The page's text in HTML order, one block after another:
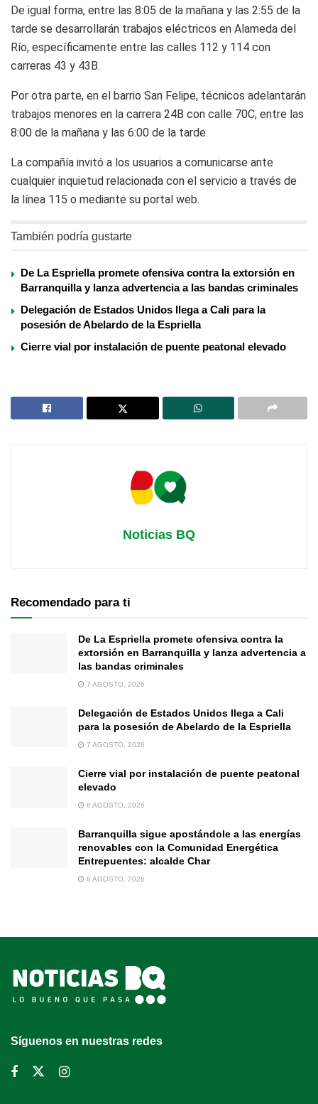
De igual forma, entre las 8:05 de la mañana y las 2:55 de la
tarde se desarrollarán trabajos eléctricos en Alameda del
Río, específicamente entre las calles 112 y 114 con
carreras 43 y 43B.
Por otra parte, en el barrio San Felipe, técnicos adelantarán
trabajos menores en la carrera 24B con calle 70C, entre las
8:00 de la mañana y las 6:00 de la tarde.
La compañía invitó a los usuarios a comunicarse ante
cualquier inquietud relacionada con el servicio a través de
la línea 115 o mediante su portal web.
También podría gustarte
De La Espriella promete ofensiva contra la extorsión en
Barranquilla y lanza advertencia a las bandas criminales
Delegación de Estados Unidos llega a Cali para la
posesión de Abelardo de la Espriella
Cierre vial por instalación de puente peatonal elevado
Noticias BQ
Recomendado para ti
De La Espriella promete ofensiva contra la
extorsión en Barranquilla y lanza advertencia a
las bandas criminales
7 AGOSTO, 2026
Delegación de Estados Unidos llega a Cali
para la posesión de Abelardo de la Espriella
7 AGOSTO, 2026
Cierre vial por instalación de puente peatonal
elevado
6 AGOSTO, 2026
Barranquilla sigue apostándole a las energías
renovables con la Comunidad Energética
Entrepuentes: alcalde Char
6 AGOSTO, 2026
Síguenos en nuestras redes